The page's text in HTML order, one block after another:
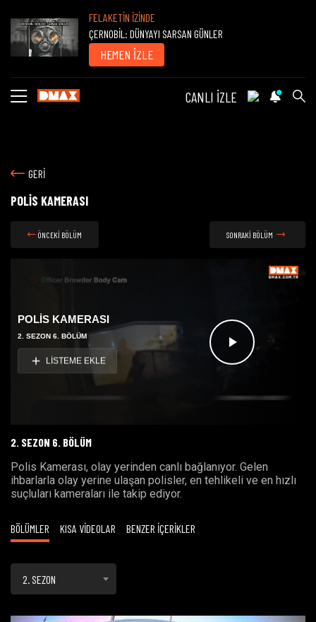
FELAKETİN İZİNDE
ÇERNOBİL: DÜNYAYI SARSAN GÜNLER
HEMEN İZLE
CANLI İZLE
GERİ
POLİS KAMERASI
ÖNCEKİ BÖLÜM SONRAKİ BÖLÜM
Videoyu
Oynat
POLİS KAMERASI
2. SEZON 6. BÖLÜM
LİSTEME EKLE
2. SEZON 6. BÖLÜM
Polis Kamerası, olay yerinden canlı bağlanıyor. Gelen
ihbarlarla olay yerine ulaşan polisler, en tehlikeli ve en hızlı
suçluları kameraları ile takip ediyor.
BÖLÜMLER KISA VİDEOLAR BENZER İÇERİKLER
2. SEZON